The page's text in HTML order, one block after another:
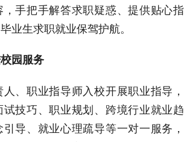
手把手解答求职疑惑、提供贴心指
业生求职就业保驾护航。
园服务
、职业指导师入校开展职业指导，
技巧、职业规划、跨境行业就业趋
导、就业心理疏导等一对一服务，